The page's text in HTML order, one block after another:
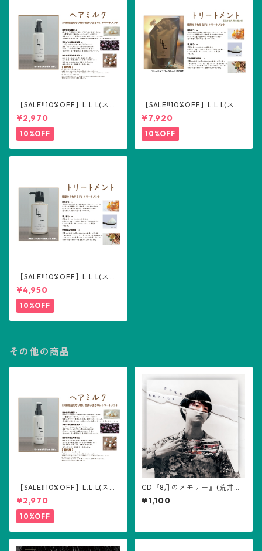
【SALE‼️10%OFF】L.L.L(スリ
ーエル) ヘアミルク100ml
¥2,970
10%OFF
【SALE‼️10%OFF】L.L.L(スリ
ーエル) トリートメント詰め替
え用500ml
¥7,920
10%OFF
【SALE‼️10%OFF】L.L.L(スリ
ーエル) トリートメント300m
l
¥4,950
10%OFF
その他の商品
【SALE‼️10%OFF】L.L.L(スリ
ーエル) ヘアミルク100ml
¥2,970
10%OFF
CD『8月のメモリー』(荒井佑
輝)
¥1,100